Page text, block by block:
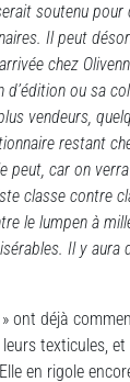
soutenu pour
Il peut
chez
d’édition ou sa
vendeurs,
restant
peut, car on verra
classe contre
le lumpen à
Il y aura
ont déjà
texticules, et
en rigole